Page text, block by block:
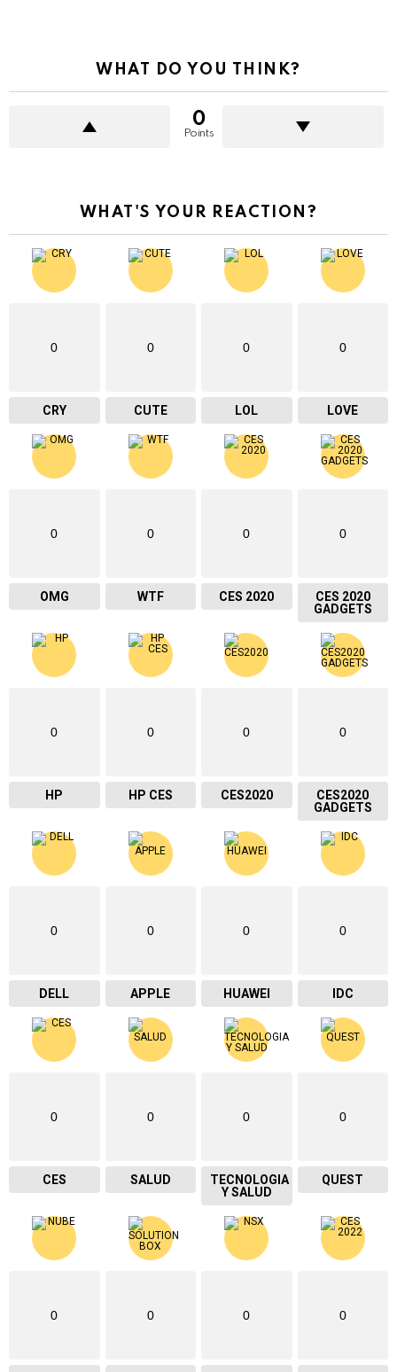
WHAT DO YOU THINK?
0
Points
WHAT'S YOUR REACTION?
0
CRY
0
CUTE
0
LOL
0
LOVE
0
OMG
0
WTF
0
CES 2020
0
CES 2020
GADGETS
0
HP
0
HP CES
0
CES2020
0
CES2020
GADGETS
0
DELL
0
APPLE
0
HUAWEI
0
IDC
0
CES
0
SALUD
0
TECNOLOGIA
Y SALUD
0
QUEST
0 0 0 0